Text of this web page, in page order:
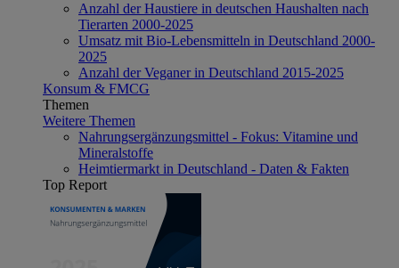
Anzahl der Haustiere in deutschen Haushalten nach
Tierarten 2000-2025
Umsatz mit Bio-Lebensmitteln in Deutschland 2000-
2025
Anzahl der Veganer in Deutschland 2015-2025
Konsum & FMCG
Themen
Weitere Themen
Nahrungsergänzungsmittel - Fokus: Vitamine und
Mineralstoffe
Heimtiermarkt in Deutschland - Daten & Fakten
Top Report